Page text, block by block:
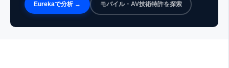
Eurekaで分析 → モバイル・AV技術特許を探索